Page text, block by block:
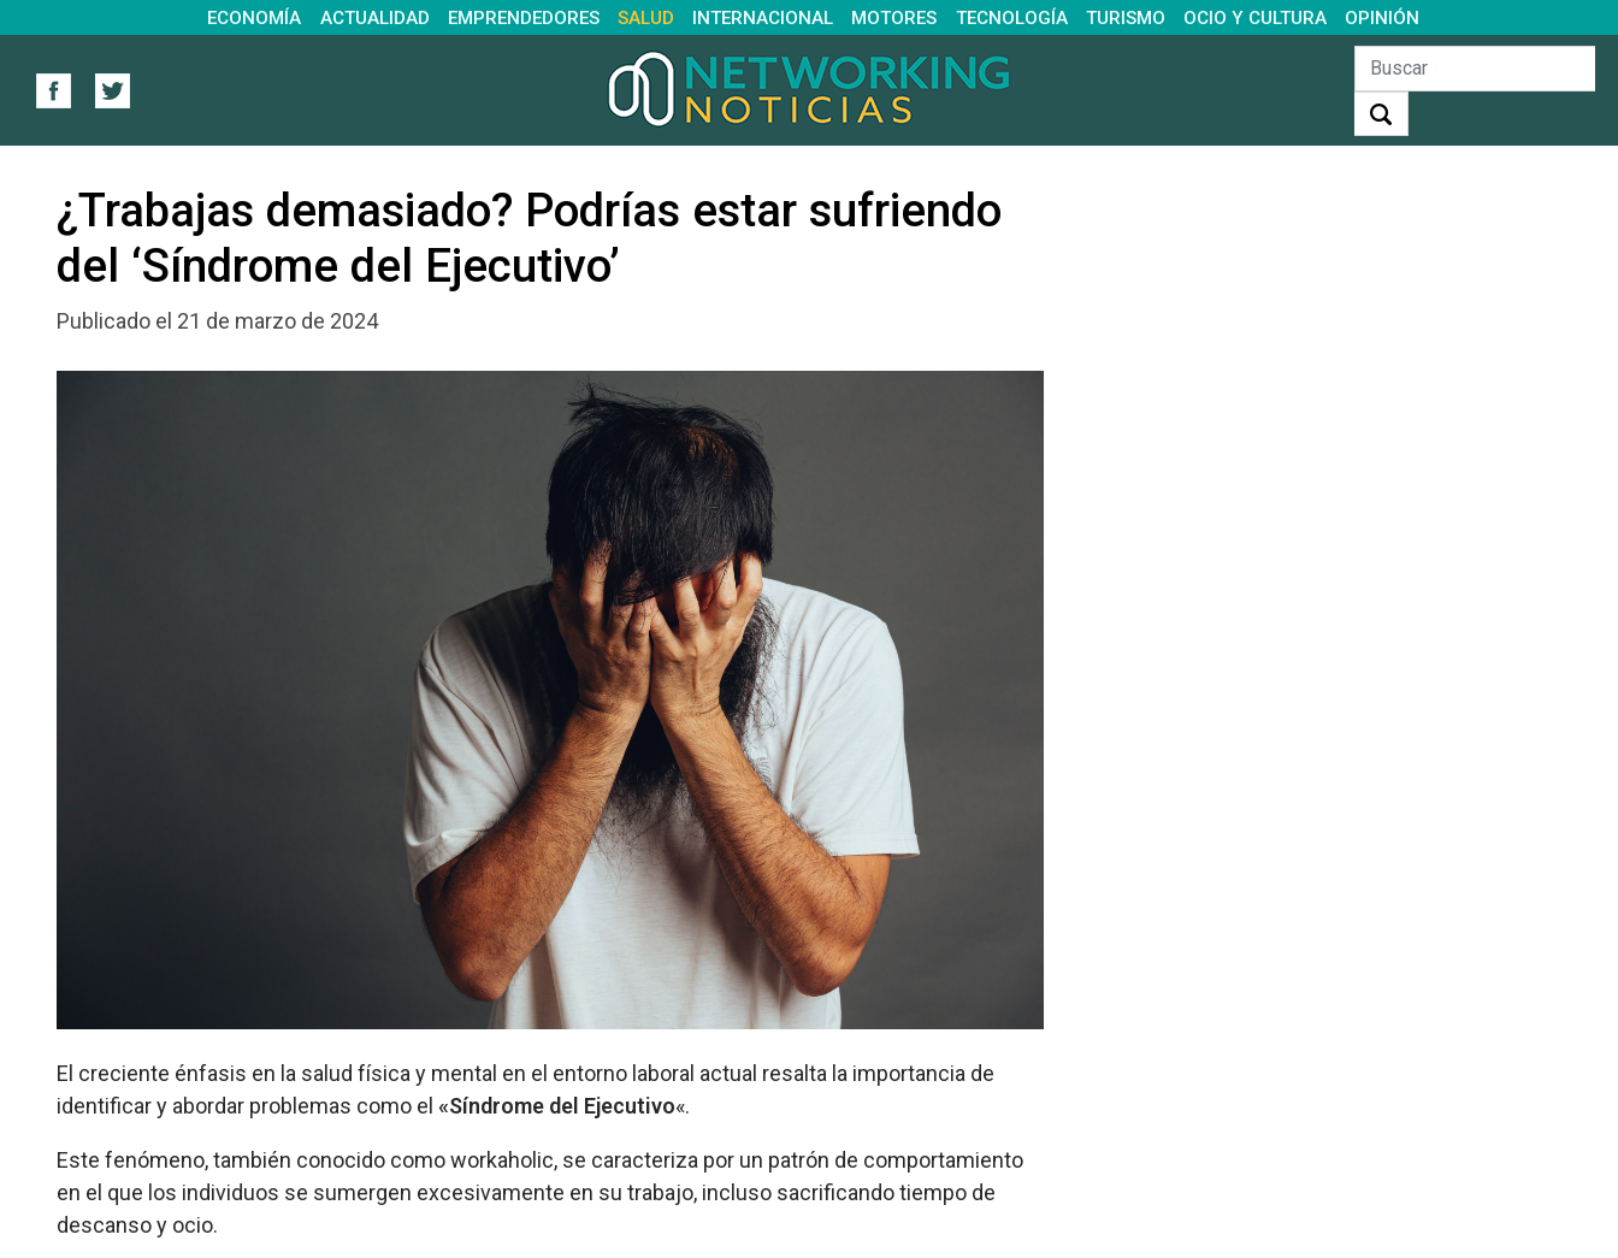
ECONOMÍA ACTUALIDAD EMPRENDEDORES SALUD INTERNACIONAL MOTORES TECNOLOGÍA TURISMO OCIO Y CULTURA OPINIÓN
¿Trabajas demasiado? Podrías estar sufriendo
del ‘Síndrome del Ejecutivo’
Publicado el 21 de marzo de 2024
El creciente énfasis en la salud física y mental en el entorno laboral actual resalta la importancia de
identificar y abordar problemas como el «Síndrome del Ejecutivo«.
Este fenómeno, también conocido como workaholic, se caracteriza por un patrón de comportamiento
en el que los individuos se sumergen excesivamente en su trabajo, incluso sacrificando tiempo de
descanso y ocio.